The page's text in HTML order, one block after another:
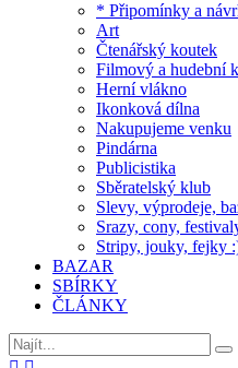
* Připomínky a
Art
Čtenářský koutek
Filmový a hudební
Herní vlákno
Ikonková dílna
Nakupujeme venku
Pindárna
Publicistika
Sběratelský klub
Slevy, výprodeje,
Srazy, cony,
Stripy, jouky, fejky
BAZAR
SBÍRKY
ČLÁNKY